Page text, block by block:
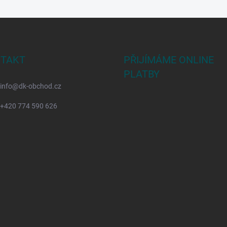
info@dk-obchod.cz
+420 774 590 626
PŘIJÍMÁME ONLINE
PLATBY